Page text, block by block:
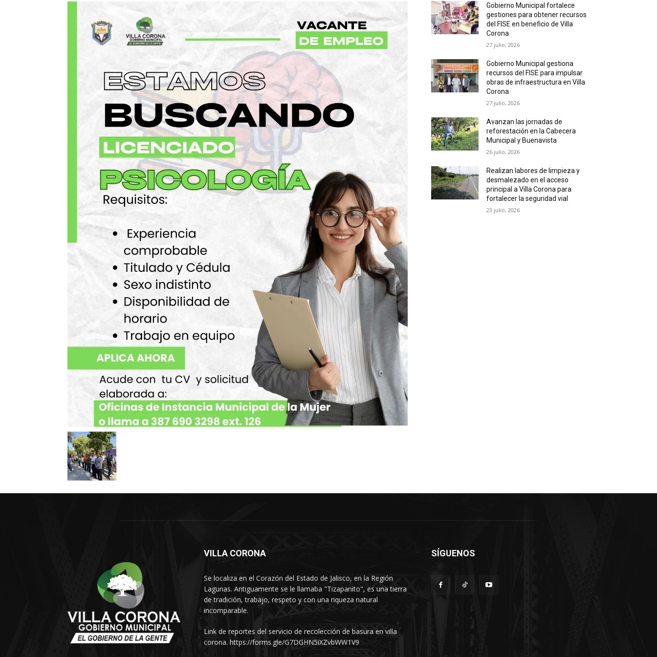
Gobierno Municipal fortalece
gestiones para obtener recursos
del FISE en beneficio de Villa
Corona
27 julio, 2026
Gobierno Municipal gestiona
recursos del FISE para impulsar
obras de infraestructura en Villa
Corona
27 julio, 2026
Avanzan las jornadas de
reforestación en la Cabecera
Municipal y Buenavista
26 julio, 2026
Realizan labores de limpieza y
desmalezado en el acceso
principal a Villa Corona para
fortalecer la seguridad vial
23 julio, 2026
VILLA CORONA
Se localiza en el Corazón del Estado de Jalisco, en la Región
Lagunas. Antiguamente se le llamaba "Tizapanito", es una tierra
de tradición, trabajo, respeto y con una riqueza natural
incomparable.
Link de reportes del servicio de recolección de basura en villa
corona. https://forms.gle/G7DGHN5iXZvbWW1V9
SÍGUENOS